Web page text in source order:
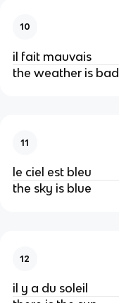
10
il fait mauvais
the weather is bad
11
le ciel est bleu
the sky is blue
12
il y a du soleil